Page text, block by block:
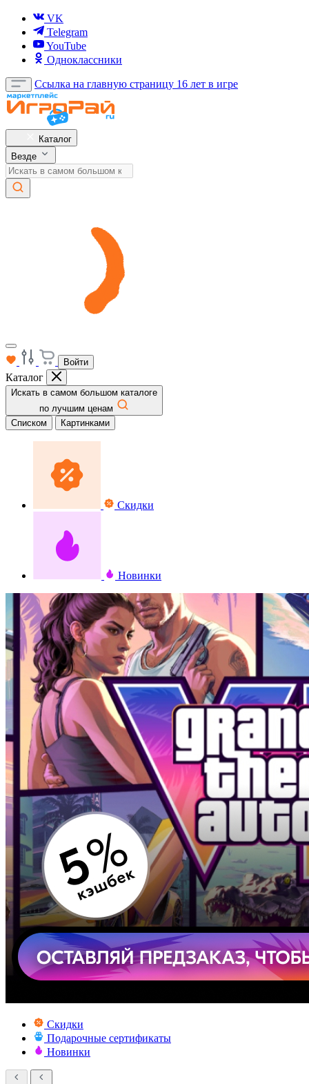
VK
Telegram
YouTube
Одноклассники
Ссылка на главную страницу 16 лет в игре
Каталог
Везде
Войти
Каталог
Искать в самом большом каталоге
по лучшим ценам
Списком
Картинками
Скидки
Новинки
Скидки
Подарочные сертификаты
Новинки